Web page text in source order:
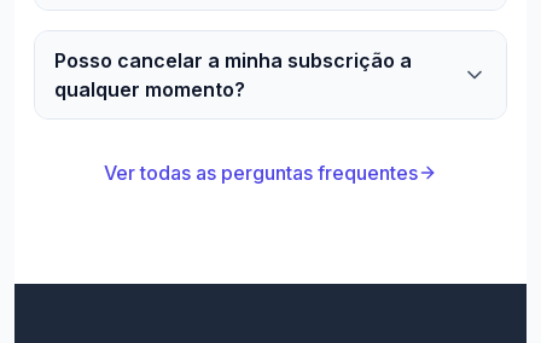
Posso cancelar a minha subscrição a
qualquer momento?
Ver todas as perguntas frequentes